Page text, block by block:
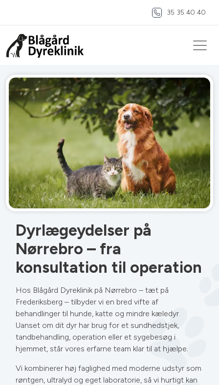
35 35 40 40
Dyrlægeydelser på
Nørrebro – fra
konsultation til operation
Hos Blågård Dyreklinik på Nørrebro – tæt på
Frederiksberg – tilbyder vi en bred vifte af
behandlinger til hunde, katte og mindre kæledyr.
Uanset om dit dyr har brug for et sundhedstjek,
tandbehandling, operation eller et sygebesøg i
hjemmet, står vores erfarne team klar til at hjælpe.
Vi kombinerer høj faglighed med moderne udstyr som
røntgen, ultralyd og eget laboratorie, så vi hurtigt kan